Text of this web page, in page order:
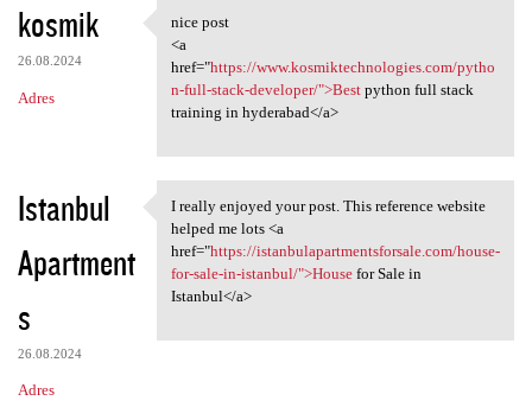
kosmik
26.08.2024
Adres
nice post
nice post
<a
href="https://www.kosmiktechnologies.com/pytho
n-full-stack-developer/">Bestpython full stack
training in hyderabad</a>
Istanbul
Apartment
s
26.08.2024
Adres
I really enjoyed your post.
I really enjoyed your post. This reference website
helped me lots <a
href="https://istanbulapartmentsforsale.com/house-
for-sale-in-istanbul/">Housefor Sale in
Istanbul</a>